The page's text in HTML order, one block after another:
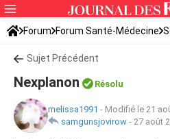
Forum Forum Santé-Médecine
Sujet Précédent
Nexplanon Résolu
melissa1991 - Modifié le 21
samgunsjovirow - 27 août